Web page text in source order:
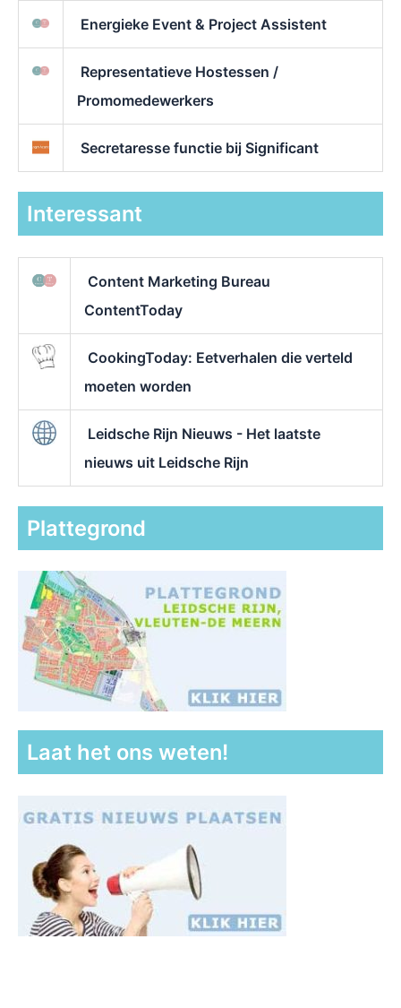
Energieke Event & Project Assistent
Representatieve Hostessen /
Promomedewerkers
Secretaresse functie bij Significant
Interessant
Content Marketing Bureau
ContentToday
CookingToday: Eetverhalen die verteld
moeten worden
Leidsche Rijn Nieuws - Het laatste
nieuws uit Leidsche Rijn
Plattegrond
Laat het ons weten!